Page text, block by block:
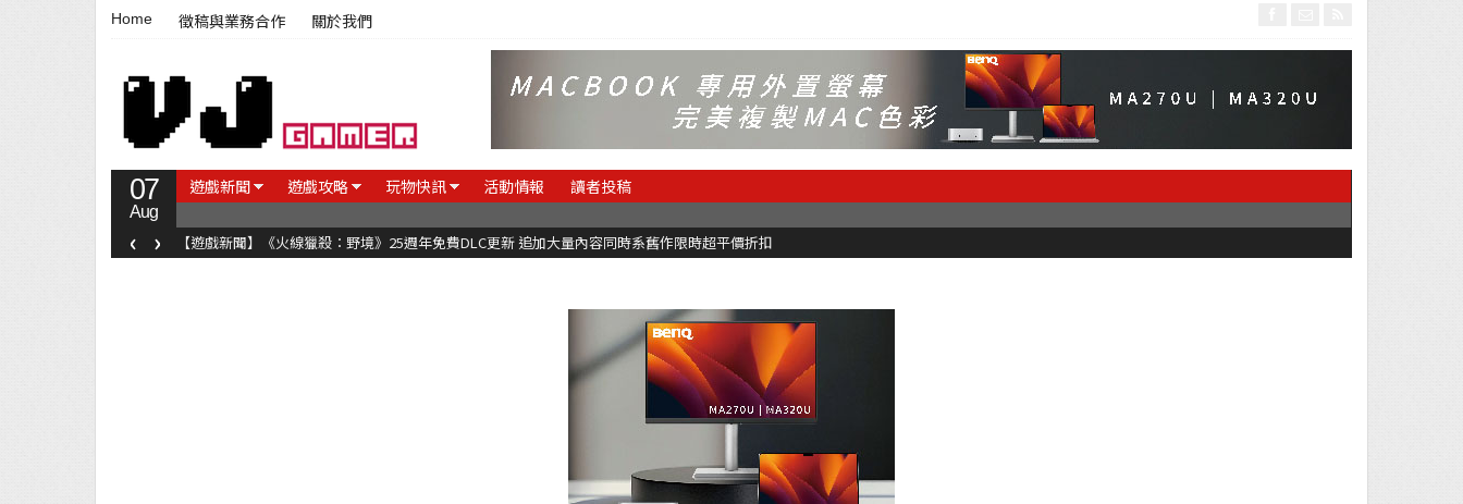
Home 徵稿與業務合作 關於我們
07
Aug
遊戲新聞 遊戲攻略 玩物快訊 活動情報 讀者投稿
【遊戲新聞】《火線獵殺：野境》25週年免費DLC更新 追加大量內容同時系舊作限時超平價折扣
‹ ›